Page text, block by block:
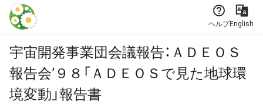
本文に飛ぶ
ヘルプEnglish
宇宙開発事業団会議報告：ＡＤＥＯＳ
報告会’９８「ＡＤＥＯＳで見た地球環
境変動」報告書